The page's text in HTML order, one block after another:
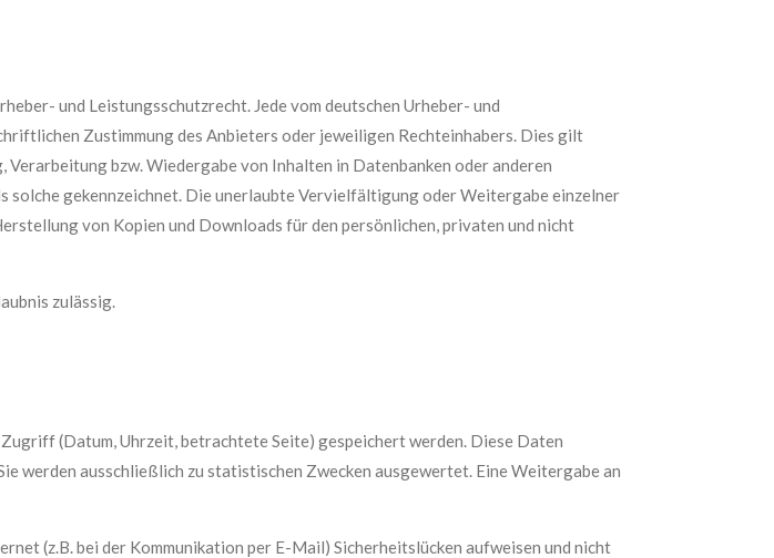
und Leistungsschutzrecht. Jede vom deutschen Urheber- und
Zustimmung des Anbieters oder jeweiligen Rechteinhabers. Dies gilt
bzw. Wiedergabe von Inhalten in Datenbanken oder anderen
solche gekennzeichnet. Die unerlaubte Vervielfältigung oder Weitergabe einzelner
von Kopien und Downloads für den persönlichen, privaten und nicht
zulässig.
(Datum, Uhrzeit, betrachtete Seite) gespeichert werden. Diese Daten
werden ausschließlich zu statistischen Zwecken ausgewertet. Eine Weitergabe an
(z.B. bei der Kommunikation per E-Mail) Sicherheitslücken aufweisen und nicht